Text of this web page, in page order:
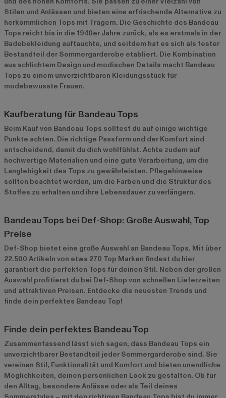
Stilen und Anlässen und bieten eine erfrischende Alternative zu
herkömmlichen Tops mit Trägern. Die Geschichte des Bandeau
Tops reicht bis in die 1940er Jahre zurück, als es erstmals in der
Badebekleidung auftauchte, und seitdem hat es sich als fester
Bestandteil der Sommergarderobe etabliert. Die Kombination
aus schlichtem Design und modischen Details macht Bandeau
Tops zu einem unverzichtbaren Kleidungsstück für
modebewusste Frauen.
Kaufberatung für Bandeau Tops
Beim Kauf von Bandeau Tops solltest du auf einige wichtige
Punkte achten. Die richtige Passform und der Komfort sind
entscheidend, damit du dich wohlfühlst. Achte zudem auf
hochwertige Materialien und eine gute Verarbeitung, um die
Langlebigkeit des Tops zu gewährleisten. Pflegehinweise
sollten beachtet werden, um die Farben und die Struktur des
Stoffes zu erhalten und ihre Lebensdauer zu verlängern.
Bandeau Tops bei Def-Shop: Große Auswahl, Top
Preise
Def-Shop bietet eine große Auswahl an Bandeau Tops. Mit über
22.500 Artikeln von etwa 270 Top Marken findest du hier
garantiert die perfekten Tops für deinen Stil. Neben der großen
Auswahl profitierst du bei Def-Shop von schnellen Lieferzeiten
und attraktiven Preisen. Entdecke die neuesten Trends und
finde dein perfektes Bandeau Top!
Finde dein perfektes Bandeau Top
Zusammenfassend lässt sich sagen, dass Bandeau Tops ein
unverzichtbarer Bestandteil jeder Sommergarderobe sind. Sie
vereinen Stil, Funktionalität und Komfort und bieten unendliche
Möglichkeiten, deinen persönlichen Look zu gestalten. Ob für
den Alltag, besondere Anlässe oder als Teil deines